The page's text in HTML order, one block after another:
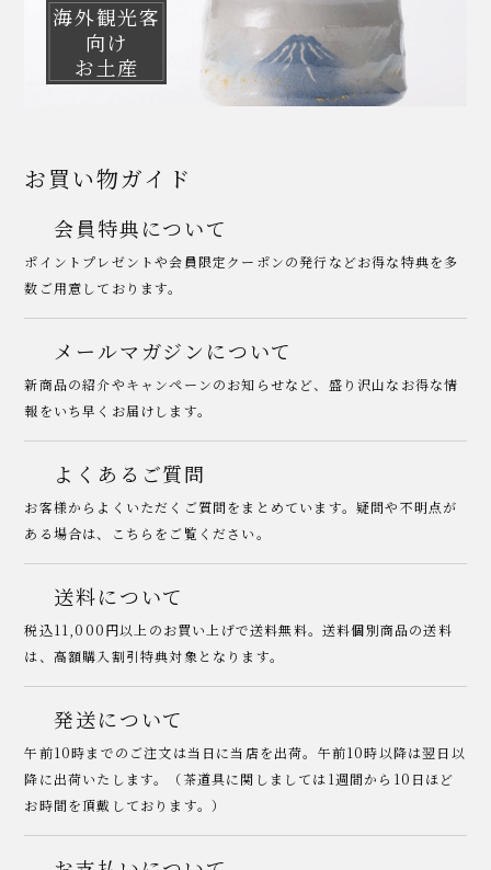
海外観光客
向け
お土産
お買い物ガイド
会員特典について
ポイントプレゼントや会員限定クーポンの発行などお得な特典を多
数ご用意しております。
メールマガジンについて
新商品の紹介やキャンペーンのお知らせなど、盛り沢山なお得な情
報をいち早くお届けします。
よくあるご質問
お客様からよくいただくご質問をまとめています。疑問や不明点が
ある場合は、こちらをご覧ください。
送料について
税込11,000円以上のお買い上げで送料無料。送料個別商品の送料
は、高額購入割引特典対象となります。
発送について
午前10時までのご注文は当日に当店を出荷。午前10時以降は翌日以
降に出荷いたします。（茶道具に関しましては1週間から10日ほど
お時間を頂戴しております。）